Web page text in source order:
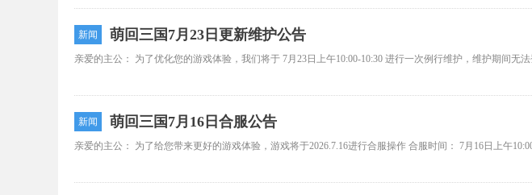
新闻 萌回三国7月23日更新维护公告
新闻 萌回三国7月16日合服公告